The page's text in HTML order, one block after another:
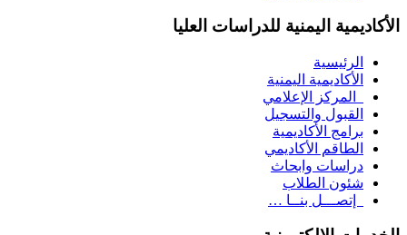
الأكاديمية اليمنية للدراسات العليا
الرئيسية
الأكاديمية اليمنية
المركز الإعلامي
القبول والتسجيل
برامج الأكاديمية
الطاقم الأكاديمي
دراسات وابحاث
شئون الطلاب
إتصـــل بنــا …